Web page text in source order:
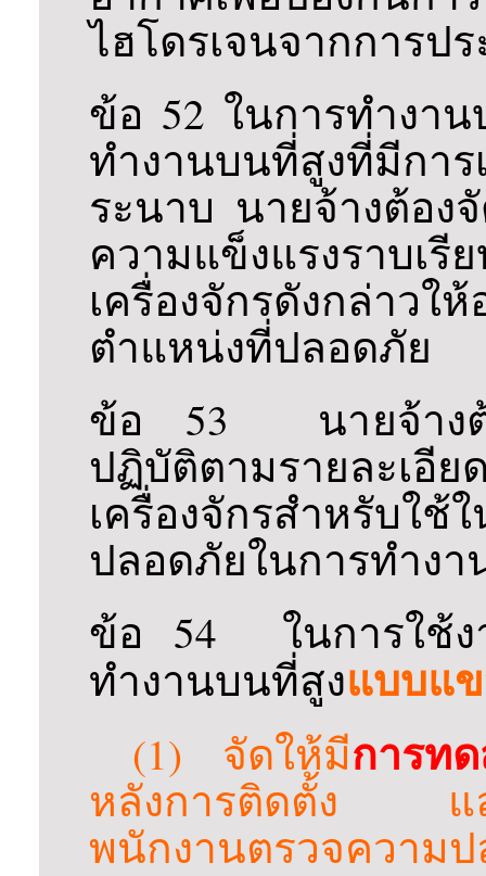
ไฮโดรเจนจากการป
ข้อ 52 ในการทำงา
ทำงานบนที่สูงที่มีกา
ระนาบ นายจ้างต้อง
ความแข็งแรงราบ
เครื่องจักรดังกล่าว
ตำแหน่งที่ปลอดภัย
ข้อ 53 นายจ้างต้อ
ปฏิบัติตามรายละเอี
เครื่องจักรสำหรับใ
ปลอดภัยในการทำง
ข้อ 54 ในการใช้งา
ทำงานบนที่สูงแบบแ
(1) จัดให้มีการท
หลังการติดตั้ง และ
พนักงานตรวจความ